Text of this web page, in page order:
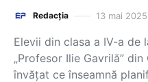
Redacția 13 mai 2025
Elevii din clasa a IV-a de
„Profesor Ilie Gavrilă”
învățat ce înseamnă